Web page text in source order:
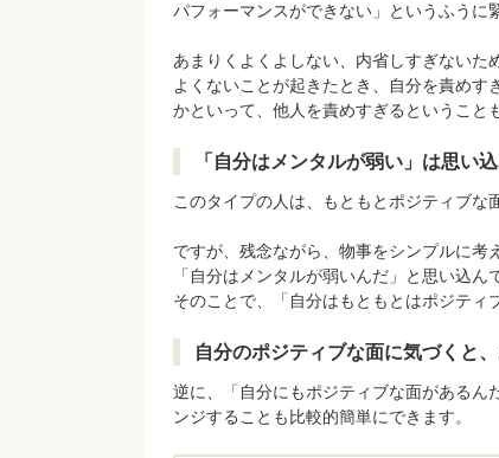
パフォーマンスができない」というふうに
あまりくよくよしない、内省しすぎないた
よくないことが起きたとき、自分を責めす
かといって、他人を責めすぎるということ
「自分はメンタルが弱い」は思い
このタイプの人は、もともとポジティブな
ですが、残念ながら、物事をシンプルに
「自分はメンタルが弱いんだ」と思い込ん
そのことで、「自分はもともとはポジティ
自分のポジティブな面に気づくと
逆に、「自分にもポジティブな面があるん
ンジすることも比較的簡単にできます。